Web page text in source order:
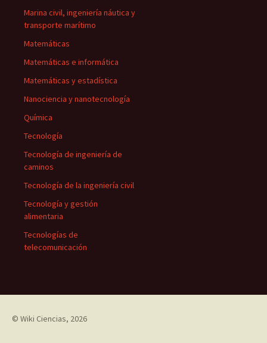
Marina civil, ingeniería náutica y
transporte marítimo
Matemáticas
Matemáticas e informática
Matemáticas y estadística
Nanociencia y nanotecnología
Química
Tecnología
Tecnología de ingeniería de
caminos
Tecnología de la ingeniería civil
Tecnología y gestión
alimentaria
Tecnologías de
telecomunicación
© Wiki Ciencias, 2026